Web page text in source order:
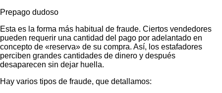
Prepago dudoso
Esta es la forma más habitual de fraude. Ciertos vendedores
pueden requerir una cantidad del pago por adelantado en
concepto de «reserva» de su compra. Así, los estafadores
perciben grandes cantidades de dinero y después
desaparecen sin dejar huella.
Hay varios tipos de fraude, que detallamos: